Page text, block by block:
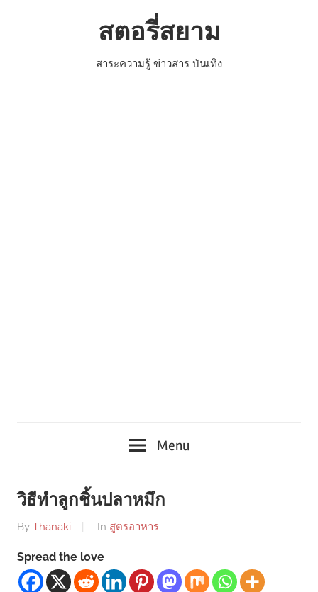
สตอรี่สยาม
สาระความรู้ ข่าวสาร บันเทิง
Menu
วิธีทำลูกชิ้นปลาหมึก
By Thanaki In สูตรอาหาร
Spread the love